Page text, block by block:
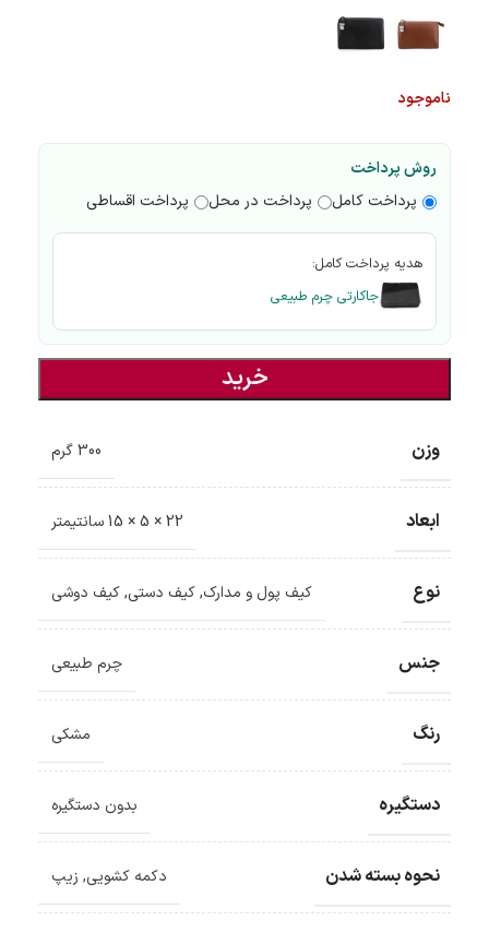
ناموجود
روش پرداخت
پرداخت کامل
پرداخت در محل پرداخت اقساطی
هدیه پرداخت کامل:
جاکارتی چرم طبیعی
خرید
وزن 300 گرم
ابعاد 22 × 5 × 15 سانتیمتر
نوع کیف پول و مدارک,کیف دستی,کیف دوشی
جنس چرم طبیعی
رنگ مشکی
دستگیره بدون دستگیره
نحوه بسته شدن دکمه کشویی, زیپ